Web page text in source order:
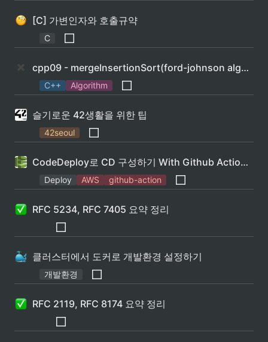
[C] 가변인자와 호출규약
C
cpp09 - mergeInsertionSort(ford-johnson algorithm)
C++ Algorithm
슬기로운 42생활을 위한 팁
42seoul
CodeDeploy로 CD 구성하기 With Github Actions, S3, Linux Service
Deploy AWS github-action
RFC 5234, RFC 7405 요약 정리
클러스터에서 도커로 개발환경 설정하기
개발환경
RFC 2119, RFC 8174 요약 정리